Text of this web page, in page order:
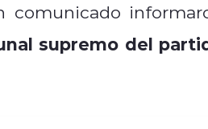
comunicado
supremo del